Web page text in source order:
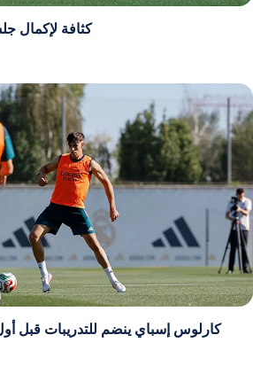
كثافة لإكمال
كارلوس إسباي ينضم للتدريبات قبل